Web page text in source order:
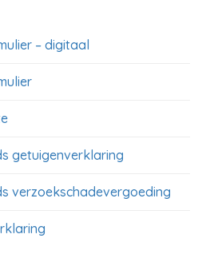
– digitaal
getuigenverklaring
verzoekschadevergoeding